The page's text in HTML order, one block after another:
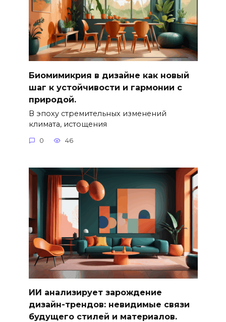
Биомимикрия в дизайне как новый
шаг к устойчивости и гармонии с
природой.
В эпоху стремительных изменений
климата, истощения
0 46
ИИ анализирует зарождение
дизайн-трендов: невидимые связи
будущего стилей и материалов.